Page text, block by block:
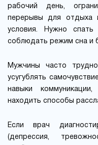
рабочий день,
перерывы для отдыха
условия. Нужно
соблюдать режим сна и
Мужчины часто
усугублять
навыки
находить способы
Если врач
(депрессия,